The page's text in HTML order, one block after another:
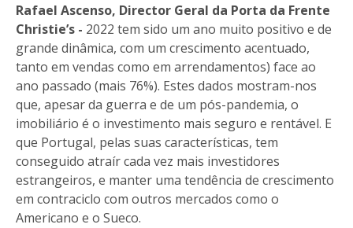
Rafael Ascenso, Director Geral da Porta da Frente
Christie’s - 2022 tem sido um ano muito positivo e de
grande dinâmica, com um crescimento acentuado,
tanto em vendas como em arrendamentos) face ao
ano passado (mais 76%). Estes dados mostram-nos
que, apesar da guerra e de um pós-pandemia, o
imobiliário é o investimento mais seguro e rentável. E
que Portugal, pelas suas características, tem
conseguido atraír cada vez mais investidores
estrangeiros, e manter uma tendência de crescimento
em contraciclo com outros mercados como o
Americano e o Sueco.